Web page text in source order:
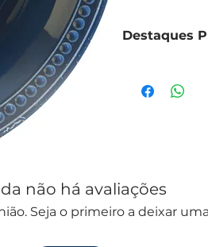
quedas,
Destaques
Resistente
Capacidade
não há avaliações
Seja o primeiro a deixar